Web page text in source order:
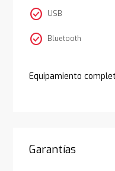
check_circle USB
check_circle Bluetooth
Equipamiento
Garantías